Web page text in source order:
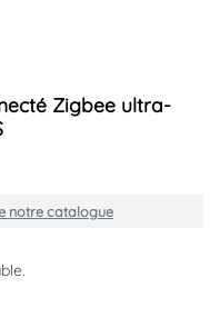
notre catalogue